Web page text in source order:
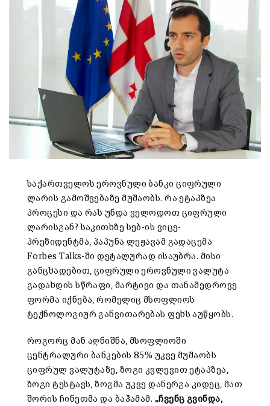
საქართველოს ეროვნული ბანკი ციფრული
ლარის გამოშვებაზე მუშაობს. რა ეტაპზეა
პროცესი და რას უნდა ველოდოთ ციფრული
ლარისგან? საკითხზე სებ-ის ვიცე-
პრეზიდენტმა, პაპუნა ლეჟავამ გადაცემა
Forbes Talks-ში დეტალურად ისაუბრა. მისი
განცხადებით, ციფრული ეროვნული ვალუტა
გადახდის სწრაფი, მარტივი და თანამედროვე
ფორმა იქნება, რომელიც მსოფლიოს
ტექნოლოგიურ განვითარებას ფეხს აუწყობს.
როგორც მან აღნიშნა, მსოფლიოში
ცენტრალური ბანკების 85% უკვე მუშაობს
ციფრულ ვალუტაზე, ზოგი კვლევით ეტაპზეა,
ზოგი ტესტავს, ზოგმა უკვე დანერგა კიდეც, მათ
შორის ჩინეთმა და ბაჰამამ. „ჩვენც გვინდა,